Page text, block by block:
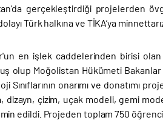
gerçekleştirdiği projelerden
Türk halkına ve TİKA’ya
en işlek caddelerinden birisi
olup Moğolistan Hükümeti
onarımı ve donatımı
dizayn, çizim, uçak modeli, gemi
edildi. Projeden toplam 750 öğrenci